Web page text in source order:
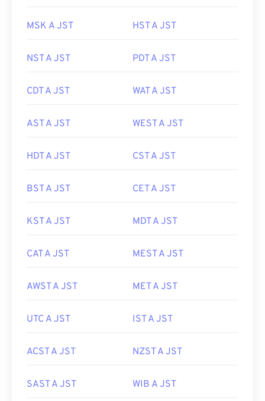
MSK A JST HST A JST
NST A JST PDT A JST
CDT A JST WAT A JST
AST A JST WEST A JST
HDT A JST CST A JST
BST A JST CET A JST
KST A JST MDT A JST
CAT A JST MEST A JST
AWST A JST MET A JST
UTC A JST IST A JST
ACST A JST NZST A JST
SAST A JST WIB A JST